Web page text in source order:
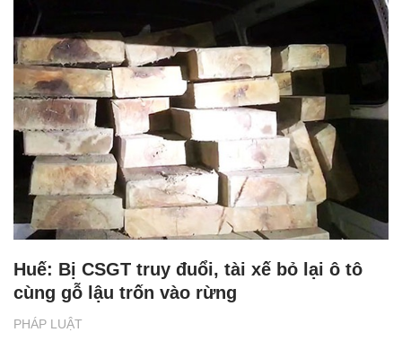
PHÁP LUẬT
Huế: Bị CSGT truy đuổi, tài xế bỏ lại ô tô
cùng gỗ lậu trốn vào rừng